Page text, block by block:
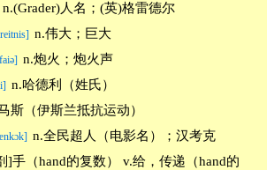
人名；(英)格雷德尔
n.伟大；巨大
n.炮火；炮火声
n.哈德利（姓氏）
斯（伊斯兰抵抗运动）
n.全民超人（电影名）；汉考克
]手（hand的复数） v.给，传递（hand的